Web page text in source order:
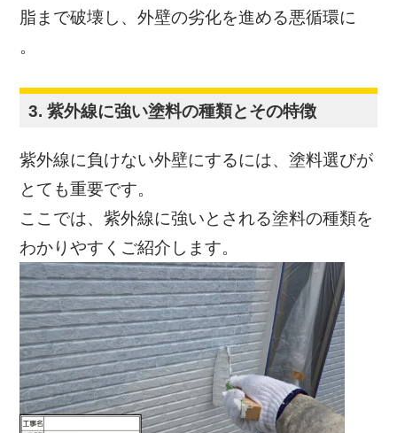
脂まで破壊し、外壁の劣化を進める悪循環に
。
3. 紫外線に強い塗料の種類とその特徴
紫外線に負けない外壁にするには、塗料選びが
とても重要です。
ここでは、紫外線に強いとされる塗料の種類を
わかりやすくご紹介します。